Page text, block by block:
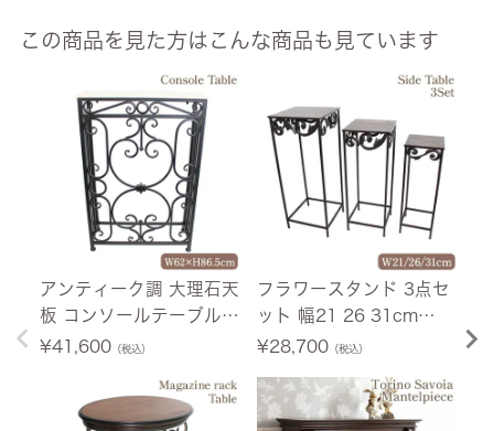
この商品を見た方はこんな商品も見ています
アンティーク調 大理石天
板 コンソールテーブル
幅62cm アイアン 【送料
¥41,600（税込）
フラワースタンド 3点セ
ット 幅21 26 31cm
【送料無料】
¥28,700（税込） ¥